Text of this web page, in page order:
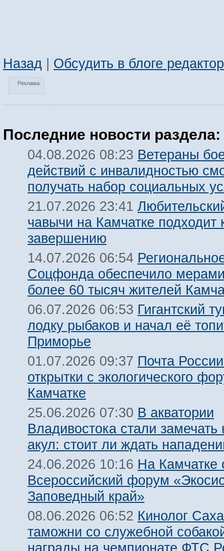
Назад | Обсудить в блоге
Реклама:
Последние новости раздела:
04.08.2026 08:23 Ветераны
действий с инвалидностью
получать набор социальных
21.07.2026 23:41
чавычи на Камчатке подходит
завершению
14.07.2026 06:54
Соцфонда обеспечило
более 60 тысяч жителей
06.07.2026 06:53 Гигантский
лодку рыбаков и начал её
Приморье
01.07.2026 09:37 Почта
открытки с экологического
Камчатке
25.06.2026 07:30 В акватории
Владивостока стали замечать
акул: стоит ли ждать
24.06.2026 10:16 На Камчатке
Всероссийский форум
Заповедный край»
08.06.2026 06:52 Кинолог
таможни со служебной
награды на чемпионате ФТС